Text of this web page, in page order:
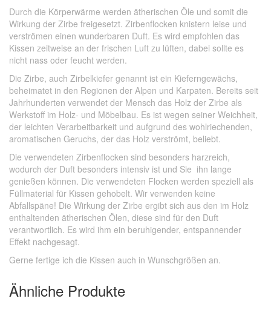
Durch die Körperwärme werden ätherischen Öle und somit die
Wirkung der Zirbe freigesetzt. Zirbenflocken knistern leise und
verströmen einen wunderbaren Duft. Es wird empfohlen das
Kissen zeitweise an der frischen Luft zu lüften, dabei sollte es
nicht nass oder feucht werden.
Die Zirbe, auch Zirbelkiefer genannt ist ein Kieferngewächs,
beheimatet in den Regionen der Alpen und Karpaten. Bereits seit
Jahrhunderten verwendet der Mensch das Holz der Zirbe als
Werkstoff im Holz- und Möbelbau. Es ist wegen seiner Weichheit,
der leichten Verarbeitbarkeit und aufgrund des wohlriechenden,
aromatischen Geruchs, der das Holz verströmt, beliebt.
Die verwendeten Zirbenflocken sind besonders harzreich,
wodurch der Duft besonders intensiv ist und Sie ihn lange
genießen können. Die verwendeten Flocken werden speziell als
Füllmaterial für Kissen gehobelt. Wir verwenden keine
Abfallspäne! Die Wirkung der Zirbe ergibt sich aus den im Holz
enthaltenden ätherischen Ölen, diese sind für den Duft
verantwortlich. Es wird ihm ein beruhigender, entspannender
Effekt nachgesagt.
Gerne fertige ich die Kissen auch in Wunschgrößen an.
Ähnliche Produkte